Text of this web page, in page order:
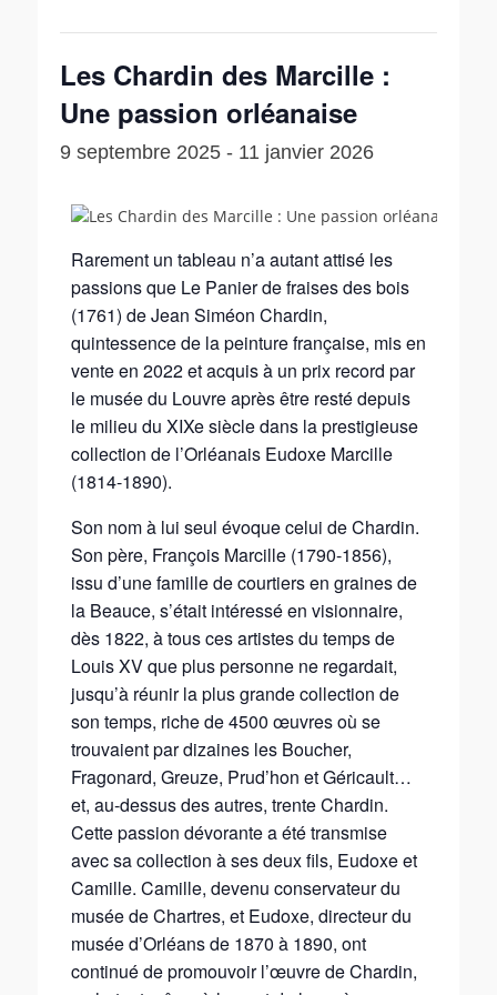
Les Chardin des Marcille :
Une passion orléanaise
9 septembre 2025 - 11 janvier 2026
Rarement un tableau n’a autant attisé les
passions que Le Panier de fraises des bois
(1761) de Jean Siméon Chardin,
quintessence de la peinture française, mis en
vente en 2022 et acquis à un prix record par
le musée du Louvre après être resté depuis
le milieu du XIXe siècle dans la prestigieuse
collection de l’Orléanais Eudoxe Marcille
(1814-1890).
Son nom à lui seul évoque celui de Chardin.
Son père, François Marcille (1790-1856),
issu d’une famille de courtiers en graines de
la Beauce, s’était intéressé en visionnaire,
dès 1822, à tous ces artistes du temps de
Louis XV que plus personne ne regardait,
jusqu’à réunir la plus grande collection de
son temps, riche de 4500 œuvres où se
trouvaient par dizaines les Boucher,
Fragonard, Greuze, Prud’hon et Géricault…
et, au-dessus des autres, trente Chardin.
Cette passion dévorante a été transmise
avec sa collection à ses deux fils, Eudoxe et
Camille. Camille, devenu conservateur du
musée de Chartres, et Eudoxe, directeur du
musée d’Orléans de 1870 à 1890, ont
continué de promouvoir l’œuvre de Chardin,